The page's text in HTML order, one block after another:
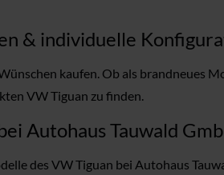
& individuelle
kaufen. Ob als
VW Tiguan zu finden.
Autohaus Tauwald
des VW Tiguan bei Autohaus